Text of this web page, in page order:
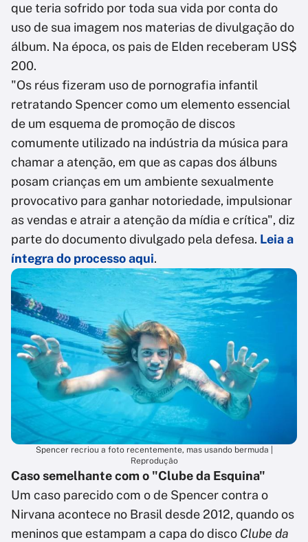
que teria sofrido por toda sua vida por conta do
uso de sua imagem nos materias de divulgação do
álbum. Na época, os pais de Elden receberam US$
200.
"Os réus fizeram uso de pornografia infantil
retratando Spencer como um elemento essencial
de um esquema de promoção de discos
comumente utilizado na indústria da música para
chamar a atenção, em que as capas dos álbuns
posam crianças em um ambiente sexualmente
provocativo para ganhar notoriedade, impulsionar
as vendas e atrair a atenção da mídia e crítica", diz
parte do documento divulgado pela defesa. Leia a
íntegra do processo aqui.
Spencer recriou a foto recentemente, mas usando bermuda |
Reprodução
Caso semelhante com o "Clube da Esquina"
Um caso parecido com o de Spencer contra o
Nirvana acontece no Brasil desde 2012, quando os
meninos que estampam a capa do disco Clube da